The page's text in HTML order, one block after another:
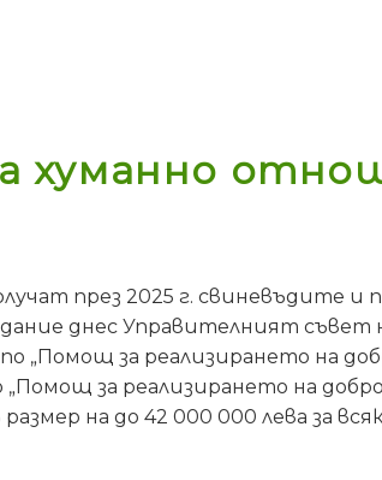
хуманно
през 2025 г. свиневъдите и
днес Управителният съвет
„Помощ за реализирането на
за реализирането на
на до 42 000 000 лева за